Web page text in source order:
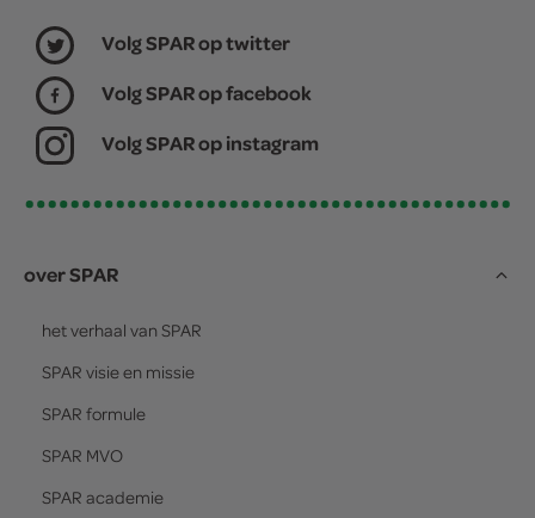
Volg SPAR op twitter
Volg SPAR op facebook
Volg SPAR op instagram
over SPAR
het verhaal van SPAR
SPAR visie en missie
SPAR formule
SPAR MVO
SPAR academie